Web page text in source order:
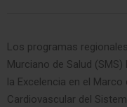
Los programas regionales
Murciano de Salud
la Excelencia en el
Cardiovascular del